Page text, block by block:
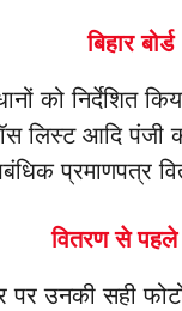
बिहार
को निर्देशित
लिस्ट आदि पंजी
प्रमाणपत्र
वितरण से पहले
उनकी सही